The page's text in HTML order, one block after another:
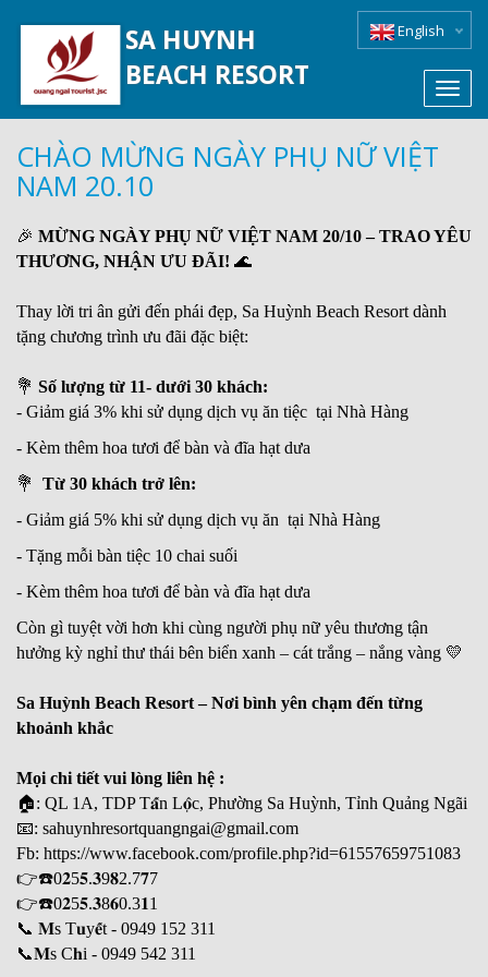
SA HUYNH
BEACH RESORT
English
CHÀO MỪNG NGÀY PHỤ NỮ VIỆT
NAM 20.10
🎉 MỪNG NGÀY PHỤ NỮ VIỆT NAM 20/10 – TRAO YÊU
THƯƠNG, NHẬN ƯU ĐÃI! 🌊
Thay lời tri ân gửi đến phái đẹp, Sa Huỳnh Beach Resort dành
tặng chương trình ưu đãi đặc biệt:
💐 Số lượng từ 11- dưới 30 khách:
- Giảm giá 3% khi sử dụng dịch vụ ăn tiệc tại Nhà Hàng
- Kèm thêm hoa tươi để bàn và đĩa hạt dưa
💐 Từ 30 khách trở lên:
- Giảm giá 5% khi sử dụng dịch vụ ăn tại Nhà Hàng
- Tặng mỗi bàn tiệc 10 chai suối
- Kèm thêm hoa tươi để bàn và đĩa hạt dưa
Còn gì tuyệt vời hơn khi cùng người phụ nữ yêu thương tận
hưởng kỳ nghỉ thư thái bên biển xanh – cát trắng – nắng vàng 💛
Sa Huỳnh Beach Resort – Nơi bình yên chạm đến từng
khoảnh khắc
Mọi chi tiết vui lòng liên hệ :
🏠: QL 1A, TDP T𝐚̂́n L𝐨̣̂c, Phường Sa Huỳnh, Tỉnh Quảng Ngãi
📧: sahuynhresortquangngai@gmail.com
Fb: https://www.facebook.com/profile.php?id=61557659751083
👉☎️0𝟐5𝟓.𝟑9𝟖2.7𝟕7
👉☎️0𝟐5𝟓.𝟑8𝟔0.3𝟏1
📞 𝐌s T𝐮y𝐞̂́t - 0949 152 311
📞𝐌s C𝐡i - 0949 542 311